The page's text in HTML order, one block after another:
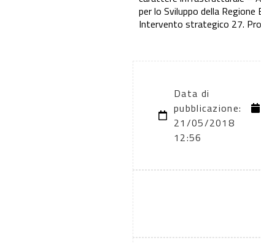
per lo Sviluppo della
Intervento strategico 27.
Data di
pubblicazione:
21/05/2018
12:56